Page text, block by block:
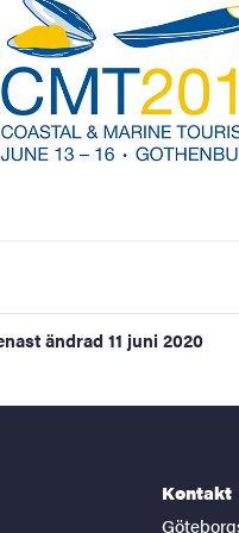
ändrad 11 juni 2020
Kontakt